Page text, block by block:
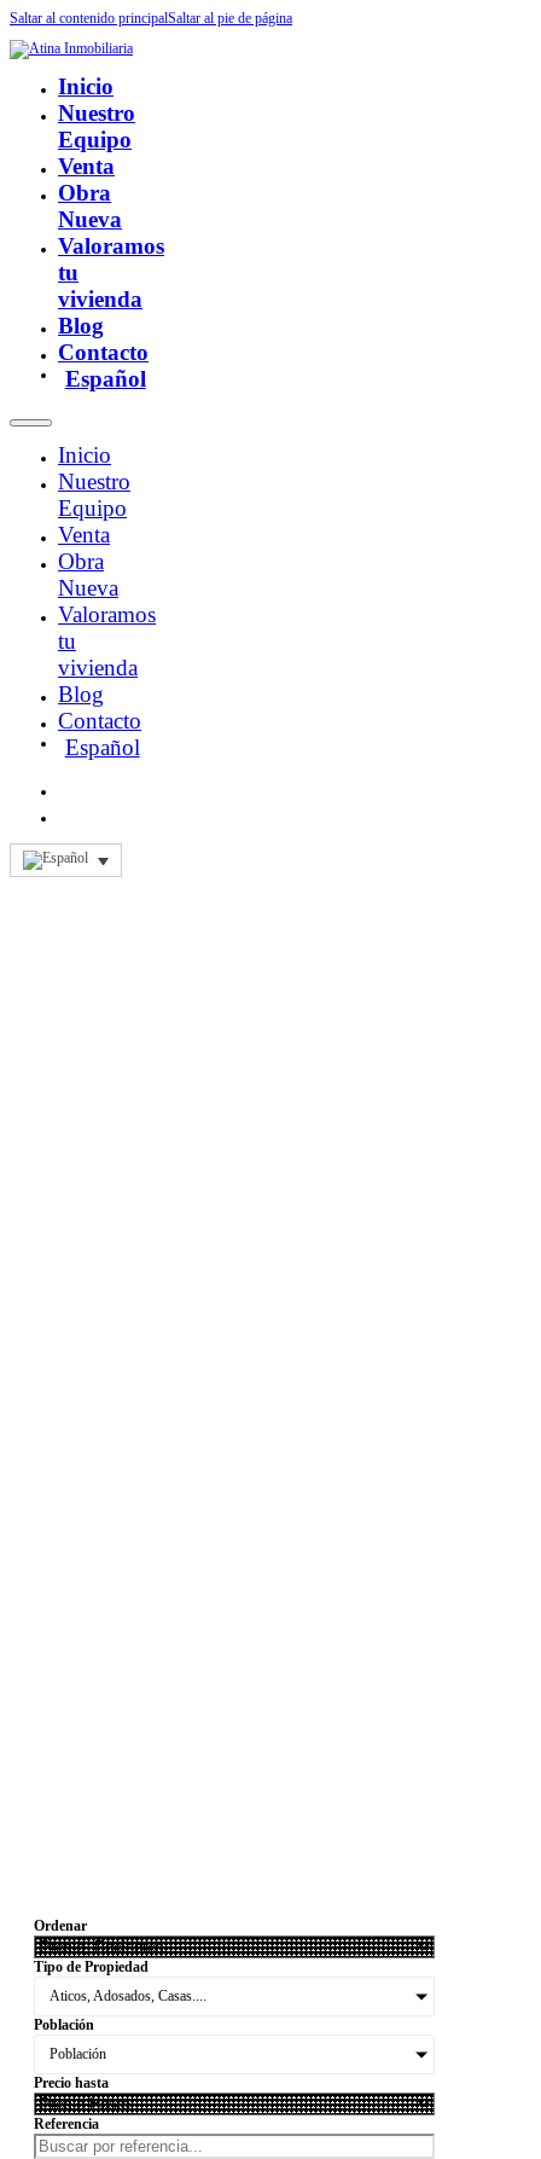
Saltar al contenido principalSaltar al pie de página
Inicio
Nuestro
Equipo
Venta
Obra
Nueva
Valoramos
tu
vivienda
Blog
Contacto
Español
Inicio
Nuestro
Equipo
Venta
Obra
Nueva
Valoramos
tu
vivienda
Blog
Contacto
Español
Ordenar
Tipo de Propiedad
Aticos, Adosados, Casas....
Población
Población
Precio hasta
Referencia